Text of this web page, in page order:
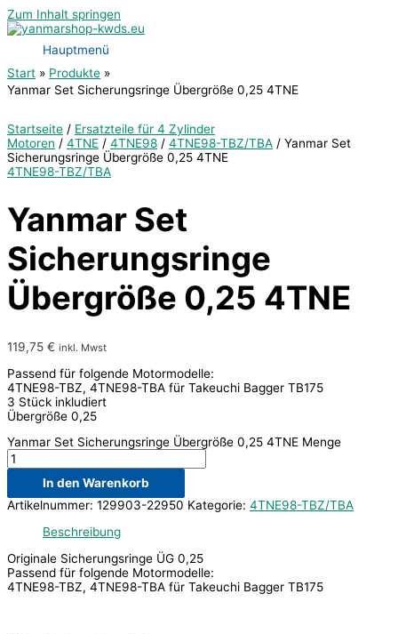
Zum Inhalt springen
Hauptmenü
Start
Produkte
Yanmar Set Sicherungsringe Übergröße 0,25 4TNE
Startseite / Ersatzteile für 4 Zylinder
Motoren / 4TNE / 4TNE98 / 4TNE98-TBZ/TBA / Yanmar Set
Sicherungsringe Übergröße 0,25 4TNE
4TNE98-TBZ/TBA
Yanmar Set
Sicherungsringe
Übergröße 0,25 4TNE
119,75 € inkl. Mwst
Passend für folgende Motormodelle:
4TNE98-TBZ, 4TNE98-TBA für Takeuchi Bagger TB175
3 Stück inkludiert
Übergröße 0,25
Yanmar Set Sicherungsringe Übergröße 0,25 4TNE Menge
In den Warenkorb
Artikelnummer: 129903-22950 Kategorie: 4TNE98-TBZ/TBA
Beschreibung
Originale Sicherungsringe ÜG 0,25
Passend für folgende Motormodelle:
4TNE98-TBZ, 4TNE98-TBA für Takeuchi Bagger TB175